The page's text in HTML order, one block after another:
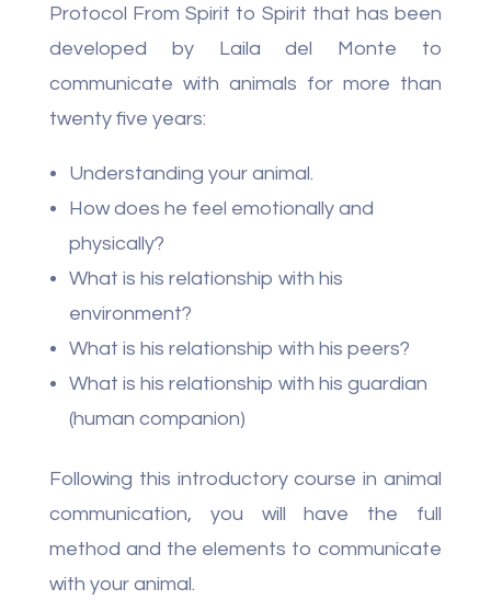
Protocol From Spirit to Spirit that has been
developed by Laila del Monte to
communicate with animals for more than
twenty five years:
Understanding your animal.
How does he feel emotionally and
physically?
What is his relationship with his
environment?
What is his relationship with his peers?
What is his relationship with his guardian
(human companion)
Following this introductory course in animal
communication, you will have the full
method and the elements to communicate
with your animal.